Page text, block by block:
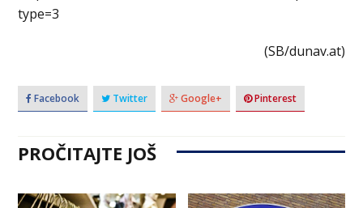
type=3
(SB/dunav.at)
Facebook Twitter Google+ Pinterest
PROČITAJTE JOŠ